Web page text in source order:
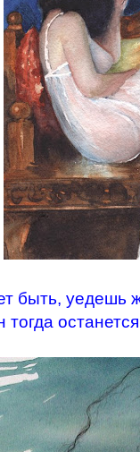
быть, уедешь
тогда